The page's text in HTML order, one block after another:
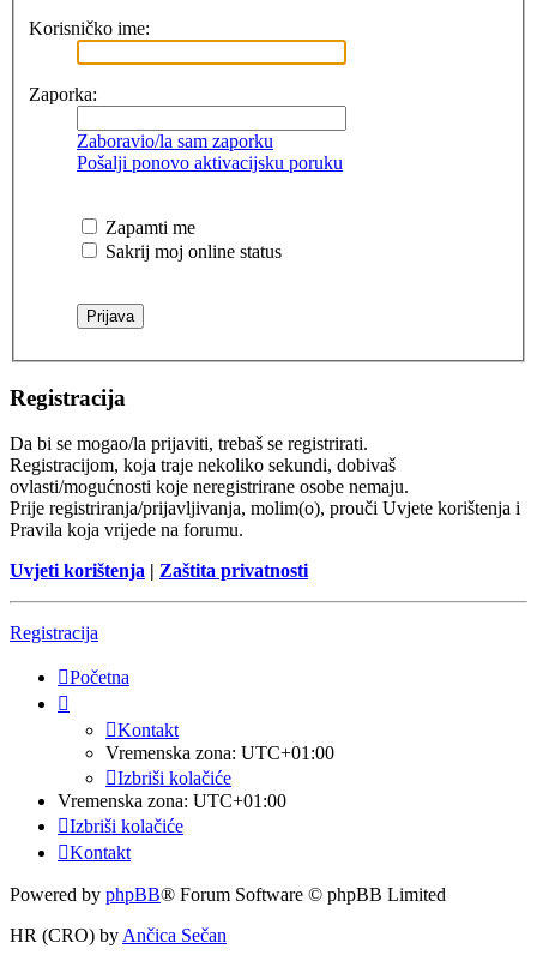
Korisničko ime:
Zaporka:
Zaboravio/la sam zaporku
Pošalji ponovo aktivacijsku poruku
Zapamti me
Sakrij moj online status
Registracija
Da bi se mogao/la prijaviti, trebaš se registrirati.
Registracijom, koja traje nekoliko sekundi, dobivaš
ovlasti/mogućnosti koje neregistrirane osobe nemaju.
Prije registriranja/prijavljivanja, molim(o), prouči Uvjete korištenja i
Pravila koja vrijede na forumu.
Uvjeti korištenja | Zaštita privatnosti
Registracija
Početna
Kontakt
Vremenska zona: UTC+01:00
Izbriši kolačiće
Vremenska zona: UTC+01:00
Izbriši kolačiće
Kontakt
Powered by phpBB® Forum Software © phpBB Limited
HR (CRO) by Ančica Sečan